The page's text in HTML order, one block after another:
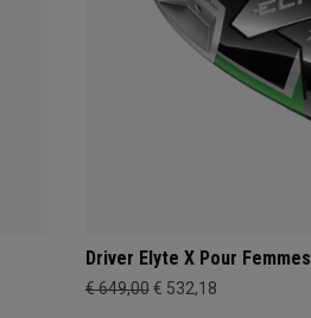
Driver Elyte X Pour Femmes
€ 649,00 € 532,18